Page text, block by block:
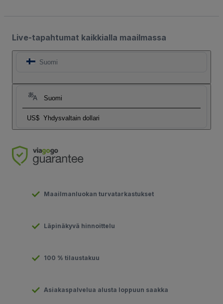
Live-tapahtumat kaikkialla maailmassa
Suomi
Suomi
US$ Yhdysvaltain dollari
Maailmanluokan turvatarkastukset
Läpinäkyvä hinnoittelu
100 % tilaustakuu
Asiakaspalvelua alusta loppuun saakka